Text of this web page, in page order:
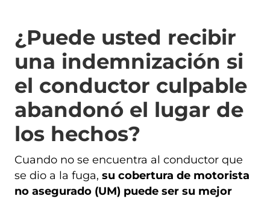
¿Puede usted recibir
una indemnización si
el conductor culpable
abandonó el lugar de
los hechos?
Cuando no se encuentra al conductor que
se dio a la fuga, su cobertura de motorista
no asegurado (UM) puede ser su mejor